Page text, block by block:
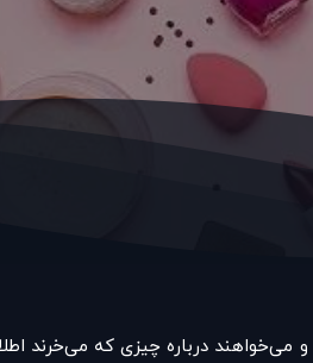
می‌خواهند درباره چیزی که می‌خرند